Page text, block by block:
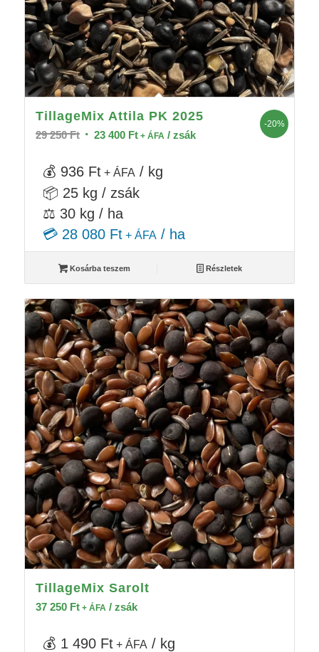
TillageMix Attila PK 2025
29 250Ft Original
was:
250 Ft.
23 400 FtCurrent
is:
400 Ft.
+ ÁFA / zsák
-20%
💰 936 Ft+ ÁFA / kg
📦 25 kg / zsák
⚖️ 30 kg / ha
💳 28 080 Ft+ ÁFA/ ha
Kosárba teszem Részletek
TillageMix Sarolt
37 250 Ft+ ÁFA / zsák
💰 1 490 Ft+ ÁFA / kg